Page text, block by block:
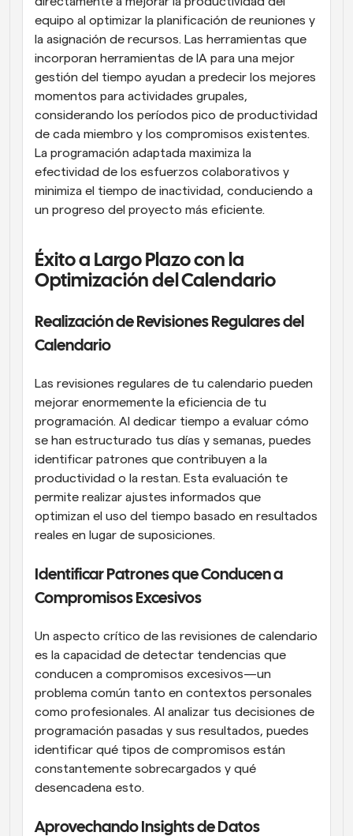
equipo al optimizar la planificación de reuniones y
la asignación de recursos. Las herramientas que
incorporan herramientas de IA para una mejor
gestión del tiempo ayudan a predecir los mejores
momentos para actividades grupales,
considerando los períodos pico de productividad
de cada miembro y los compromisos existentes.
La programación adaptada maximiza la
efectividad de los esfuerzos colaborativos y
minimiza el tiempo de inactividad, conduciendo a
un progreso del proyecto más eficiente.
Éxito a Largo Plazo con la
Optimización del Calendario
Realización de Revisiones Regulares del
Calendario
Las revisiones regulares de tu calendario pueden
mejorar enormemente la eficiencia de tu
programación. Al dedicar tiempo a evaluar cómo
se han estructurado tus días y semanas, puedes
identificar patrones que contribuyen a la
productividad o la restan. Esta evaluación te
permite realizar ajustes informados que
optimizan el uso del tiempo basado en resultados
reales en lugar de suposiciones.
Identificar Patrones que Conducen a
Compromisos Excesivos
Un aspecto crítico de las revisiones de calendario
es la capacidad de detectar tendencias que
conducen a compromisos excesivos—un
problema común tanto en contextos personales
como profesionales. Al analizar tus decisiones de
programación pasadas y sus resultados, puedes
identificar qué tipos de compromisos están
constantemente sobrecargados y qué
desencadena esto.
Aprovechando Insights de Datos